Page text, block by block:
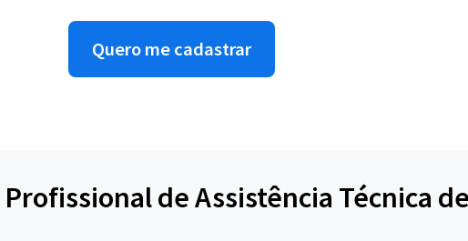
Quero me cadastrar
de Assistência Técnica